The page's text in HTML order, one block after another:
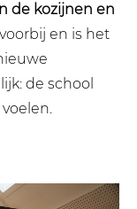
de kozijnen en
en is het
de school